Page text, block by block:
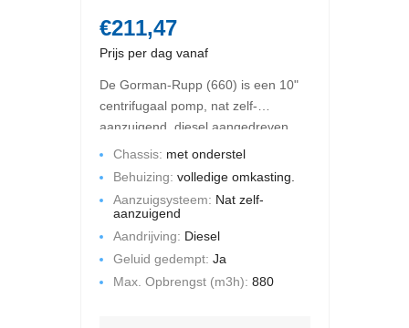
Prijs per dag vanaf
€211,47
De Gorman-Rupp (660) is een 10"
centrifugaal pomp, nat zelf-
aanzuigend, diesel aangedreven.
De maximale opbrengst is 880 m3
per uur en de maximale
Deze pompset is gemonteerd op
een chassis met een volledige
omkasting. Geluid gedempt.
Chassis: met onderstel
Behuizing: volledige omkasting.
Aanzuigsysteem: Nat zelf-
aanzuigend
Aandrijving: Diesel
Geluid gedempt: Ja
Max. Opbrengst (m3h): 880